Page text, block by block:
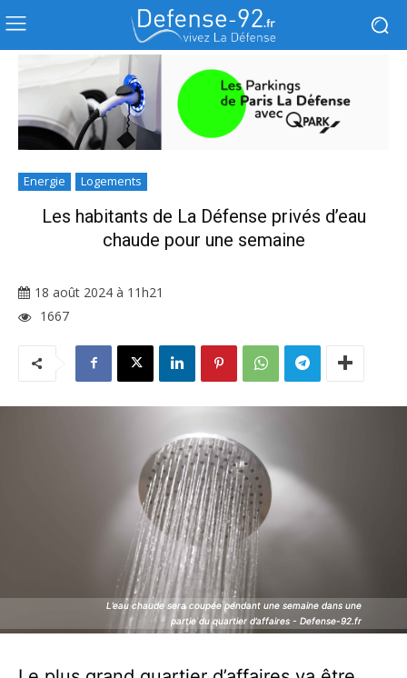
Energie Logements
Les habitants de La Défense privés d’eau
chaude pour une semaine
18 août 2024 à 11h21
1667
L’eau chaude sera coupée pendant une semaine dans une
partie du quartier d’affaires - Defense-92.fr
L’eau chaude sera coupée pendant une semaine dans une
partie du quartier d’affaires - Defense-92.fr